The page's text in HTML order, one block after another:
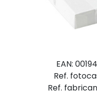
EAN:
Ref.
Ref.